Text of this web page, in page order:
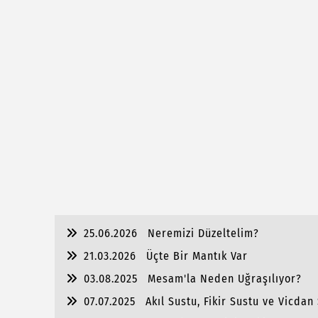
25.06.2026
Neremizi Düzeltelim?
21.03.2026
Üçte Bir Mantık Var
03.08.2025
Mesam'la Neden Uğraşılıyor?
07.07.2025
Akıl Sustu, Fikir Sustu ve Vicdan